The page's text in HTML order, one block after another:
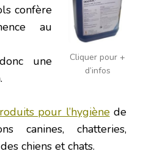
Cliquer pour +
d’infos
confère
au
une
pour l’hygiènede
canines, chatteries,
chiens et chats.